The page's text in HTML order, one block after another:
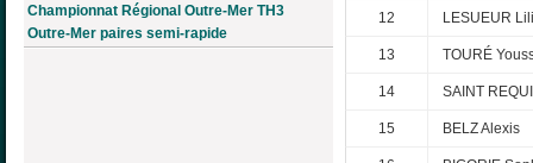
Championnat Régional Outre-Mer TH3
Outre-Mer paires semi-rapide
12 LESUEUR
13 TOURÉ
14 SAINT
15 BELZ Alexis